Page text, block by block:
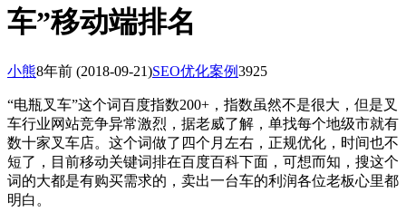
车”移动端排名
小熊8年前 (2018-09-21)SEO优化案例3925
“电瓶叉车”这个词百度指数200+，指数虽然不是很大，但是叉
车行业网站竞争异常激烈，据老威了解，单找每个地级市就有
数十家叉车店。这个词做了四个月左右，正规优化，时间也不
短了，目前移动关键词排在百度百科下面，可想而知，搜这个
词的大都是有购买需求的，卖出一台车的利润各位老板心里都
明白。